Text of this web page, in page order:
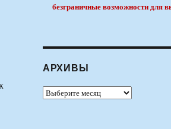
безграничные возможности для
АРХИВЫ
Архивы